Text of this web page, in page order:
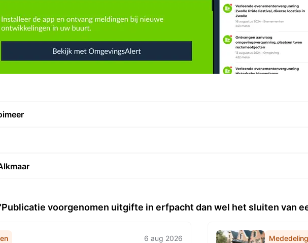
voorgenomen uitgifte in erfpacht dan wel het sluiten van
6 aug 2026